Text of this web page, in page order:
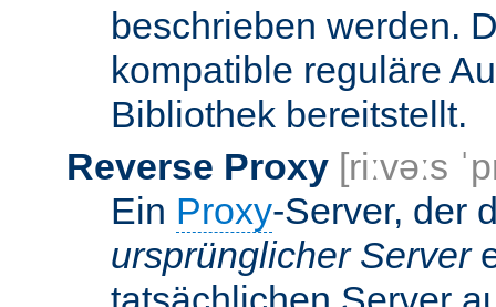
beschrieben werden.
kompatible reguläre
Bibliothek bereitstellt.
Reverse Proxy [riːvəːs
Ein Proxy-Server, der
ursprünglicher Server